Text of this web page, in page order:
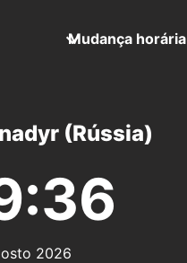
Mudança horária
(Rússia)
2026